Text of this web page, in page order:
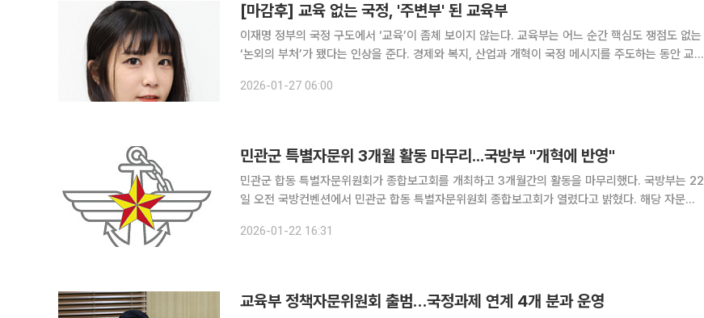
[마감후] 교육 없는 국정, '주변부' 된 교육부
이재명 정부의 국정 구도에서 ‘교육’이 좀체 보이지 않는다. 교육부는 어느 순간 핵심도 쟁점도 없는
‘논외의 부처’가 됐다는 인상을 준다. 경제와 복지, 산업과 개혁이 국정 메시지를 주도하는 동안 교육
가 되는 교육은 정책 우선순위에서 좀처럼 호출되지 않는다.
2026-01-27 06:00
민관군 특별자문위 3개월 활동 마무리...국방부 "개혁에 반영"
민관군 합동 특별자문위원회가 종합보고회를 개최하고 3개월간의 활동을 마무리했다. 국방부는 22
일 오전 국방컨벤션에서 민관군 합동 특별자문위원회 종합보고회가 열렸다고 밝혔다. 해당 자문위
난해 9월 30일 출범했다. 주요 국방 현안 관련 전문가 의견을 수
2026-01-22 16:31
교육부 정책자문위원회 출범…국정과제 연계 4개 분과 운영